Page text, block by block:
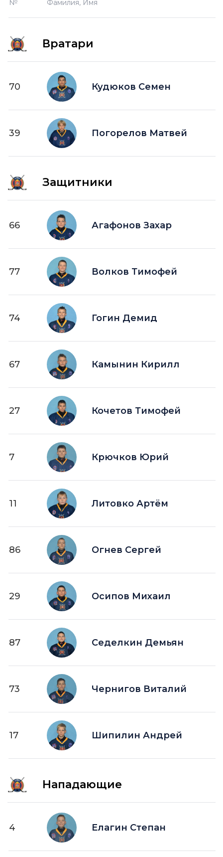
№ Фамилия, Имя
Вратари
70 Кудюков Семен
39 Погорелов Матвей
Защитники
66 Агафонов Захар
77 Волков Тимофей
74 Гогин Демид
67 Камынин Кирилл
27 Кочетов Тимофей
7 Крючков Юрий
11 Литовко Артём
86 Огнев Сергей
29 Осипов Михаил
87 Седелкин Демьян
73 Чернигов Виталий
17 Шипилин Андрей
Нападающие
4 Елагин Степан